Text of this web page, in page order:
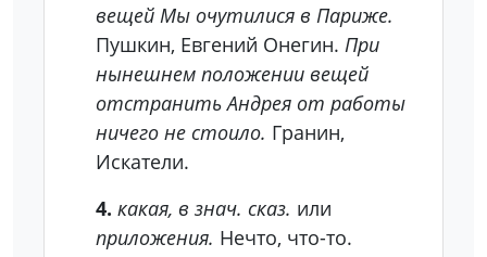
вещей Мы очутилися в Париже.
Пушкин, Евгений Онегин. При
нынешнем положении вещей
отстранить Андрея от работы
ничего не стоило. Гранин,
Искатели.
4. какая, в знач. сказ. или
приложения. Нечто, что-то.